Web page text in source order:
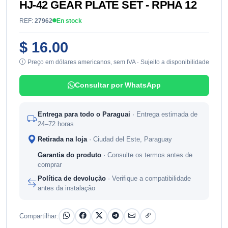
HJ-42 GEAR PLATE SET - RPHA 12
REF: 27962 En stock
$ 16.00
Preço em dólares americanos, sem IVA · Sujeito a disponibilidade
Consultar por WhatsApp
Entrega para todo o Paraguai · Entrega estimada de
24–72 horas
Retirada na loja · Ciudad del Este, Paraguay
Garantia do produto · Consulte os termos antes de
comprar
Política de devolução · Verifique a compatibilidade
antes da instalação
Compartilhar: